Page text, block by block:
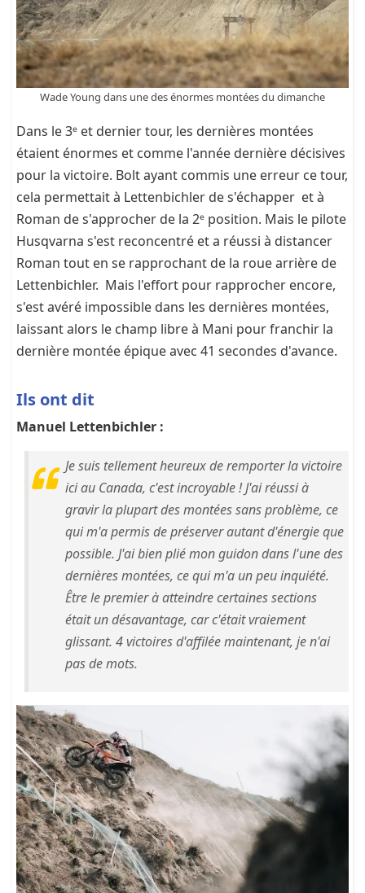
Wade Young dans une des énormes montées du dimanche
Dans le 3ᵉ et dernier tour, les dernières montées
étaient énormes et comme l'année dernière décisives
pour la victoire. Bolt ayant commis une erreur ce tour,
cela permettait à Lettenbichler de s'échapper et à
Roman de s'approcher de la 2ᵉ position. Mais le pilote
Husqvarna s'est reconcentré et a réussi à distancer
Roman tout en se rapprochant de la roue arrière de
Lettenbichler. Mais l'effort pour rapprocher encore,
s'est avéré impossible dans les dernières montées,
laissant alors le champ libre à Mani pour franchir la
dernière montée épique avec 41 secondes d'avance.
Ils ont dit
Manuel Lettenbichler :
Je suis tellement heureux de remporter la victoire
ici au Canada, c'est incroyable ! J'ai réussi à
gravir la plupart des montées sans problème, ce
qui m'a permis de préserver autant d'énergie que
possible. J'ai bien plié mon guidon dans l'une des
dernières montées, ce qui m'a un peu inquiété.
Être le premier à atteindre certaines sections
était un désavantage, car c'était vraiement
glissant. 4 victoires d'affilée maintenant, je n'ai
pas de mots.